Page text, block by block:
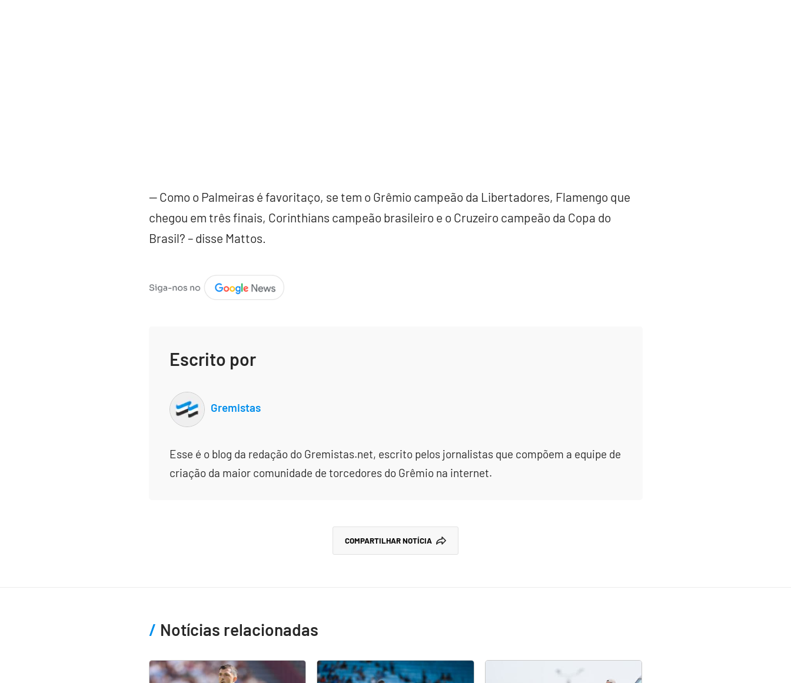
— Como o Palmeiras é favoritaço, se tem o Grêmio campeão da Libertadores, Flamengo que
chegou em três finais, Corinthians campeão brasileiro e o Cruzeiro campeão da Copa do
Brasil? – disse Mattos.
Escrito por
Gremistas
Esse é o blog da redação do Gremistas.net, escrito pelos jornalistas que compõem a equipe de
criação da maior comunidade de torcedores do Grêmio na internet.
COMPARTILHAR NOTÍCIA
Notícias relacionadas